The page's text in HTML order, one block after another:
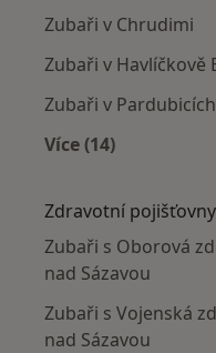
Zubaři v Chrudimi
Zubaři v Havlíčkově
Zubaři v Pardubicích
Více (14)
Zdravotní pojišťovny
Zubaři s Oborová
nad Sázavou
Zubaři s Vojenská
nad Sázavou